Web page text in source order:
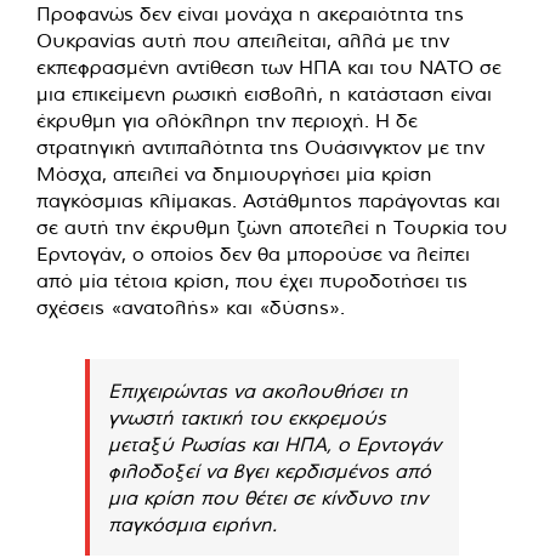
Προφανώς δεν είναι μονάχα η ακεραιότητα της
Ουκρανίας αυτή που απειλείται, αλλά με την
εκπεφρασμένη αντίθεση των ΗΠΑ και του ΝΑΤΟ σε
μια επικείμενη ρωσική εισβολή, η κατάσταση είναι
έκρυθμη για ολόκληρη την περιοχή. Η δε
στρατηγική αντιπαλότητα της Ουάσινγκτον με την
Μόσχα, απειλεί να δημιουργήσει μία κρίση
παγκόσμιας κλίμακας. Αστάθμητος παράγοντας και
σε αυτή την έκρυθμη ζώνη αποτελεί η Τουρκία του
Ερντογάν, ο οποίος δεν θα μπορούσε να λείπει
από μία τέτοια κρίση, που έχει πυροδοτήσει τις
σχέσεις «ανατολής» και «δύσης».
Επιχειρώντας να ακολουθήσει τη
γνωστή τακτική του εκκρεμούς
μεταξύ Ρωσίας και ΗΠΑ, ο Ερντογάν
φιλοδοξεί να βγει κερδισμένος από
μια κρίση που θέτει σε κίνδυνο την
παγκόσμια ειρήνη.